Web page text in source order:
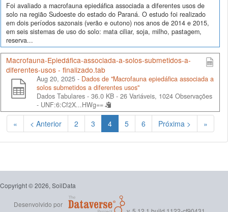
Foi avaliado a macrofauna epiedáfica associada a diferentes usos de
solo na região Sudoeste do estado do Paraná. O estudo foi realizado
em dois períodos sazonais (verão e outono) nos anos de 2014 e 2015,
em seis sistemas de uso do solo: mata ciliar, soja, milho, pastagem,
reserva...
Macrofauna-Epiedáfica-associada-a-solos-submetidos-a-
diferentes-usos - finalizado.tab
Aug 20, 2025 - Dados de "Macrofauna epiedáfica associada a
solos submetidos a diferentes usos"
Dados Tabulares - 36.0 KB - 26 Variáveis, 1024 Observações
- UNF:6:Cf2X...HWg==
« < Anterior 2 3 4(Atual)
5 6 Próxima > »
Copyright © 2026, SoilData
Desenvolvido por